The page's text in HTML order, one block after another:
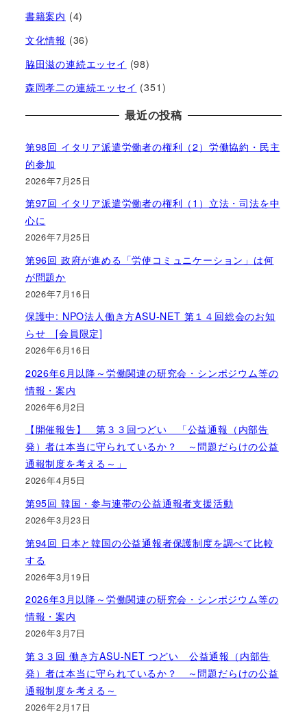
書籍案内 (4)
文化情報 (36)
脇田滋の連続エッセイ (98)
森岡孝二の連続エッセイ (351)
最近の投稿
第98回 イタリア派遣労働者の権利（2）労働協約・民主
的参加
2026年7月25日
第97回 イタリア派遣労働者の権利（1）立法・司法を中
心に
2026年7月25日
第96回 政府が進める「労使コミュニケーション」は何
が問題か
2026年7月16日
保護中: NPO法人働き方ASU-NET 第１４回総会のお知
らせ [会員限定]
2026年6月16日
2026年6月以降～労働関連の研究会・シンポジウム等の
情報・案内
2026年6月2日
【開催報告】 第３３回つどい 「公益通報（内部告
発）者は本当に守られているか？ ～問題だらけの公益
通報制度を考える～」
2026年4月5日
第95回 韓国・参与連帯の公益通報者支援活動
2026年3月23日
第94回 日本と韓国の公益通報者保護制度を調べて比較
する
2026年3月19日
2026年3月以降～労働関連の研究会・シンポジウム等の
情報・案内
2026年3月7日
第３３回 働き方ASU-NET つどい 公益通報（内部告
発）者は本当に守られているか？ ～問題だらけの公益
通報制度を考える～
2026年2月17日